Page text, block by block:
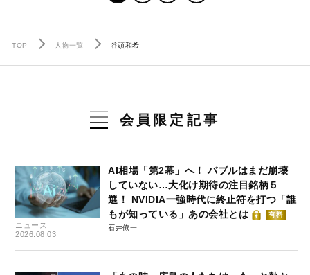
TOP 人物一覧 谷頭和希
会員限定記事
ニュース
2026.08.03
AI相場「第2幕」へ！ バブルはまだ崩壊
していない…大化け期待の注目銘柄５
選！ NVIDIA一強時代に終止符を打つ「誰
もが知っている」あの会社とは
有料
石井僚一